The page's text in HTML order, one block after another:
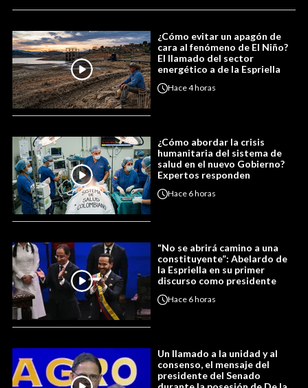
¿Cómo evitar un apagón de
cara al fenómeno de El Niño?
El llamado del sector
energético a de la Espriella
Hace4 horas
¿Cómo abordar la crisis
humanitaria del sistema de
salud en el nuevo Gobierno?
Expertos responden
Hace 6 horas
“No se abrirá camino a una
constituyente”: Abelardo de
la Espriella en su primer
discurso como presidente
Hace 6 horas
Un llamado a la unidad y al
consenso, el mensaje del
presidente del Senado